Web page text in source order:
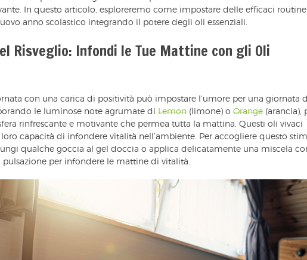
In questo articolo, esploreremo come impostare delle efficaci routine
anno scolastico integrando il potere degli oli essenziali.
Risveglio: Infondi le Tue Mattine con gli Oli
con una carica di positività può impostare l’umore per una giornata
le luminose note agrumate di Lemon (limone) o Orange (arancia),
rinfrescante e motivante che permea tutta la mattina. Questi oli vivaci
capacità di infondere vitalità nell’ambiente. Per accogliere questo
qualche goccia al gel doccia o applica delicatamente una miscela
per infondere le mattine di vitalità.